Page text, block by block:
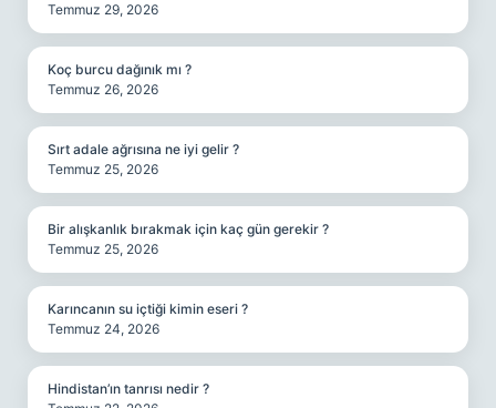
Temmuz 29, 2026
Koç burcu dağınık mı ?
Temmuz 26, 2026
Sırt adale ağrısına ne iyi gelir ?
Temmuz 25, 2026
Bir alışkanlık bırakmak için kaç gün gerekir ?
Temmuz 25, 2026
Karıncanın su içtiği kimin eseri ?
Temmuz 24, 2026
Hindistan’ın tanrısı nedir ?